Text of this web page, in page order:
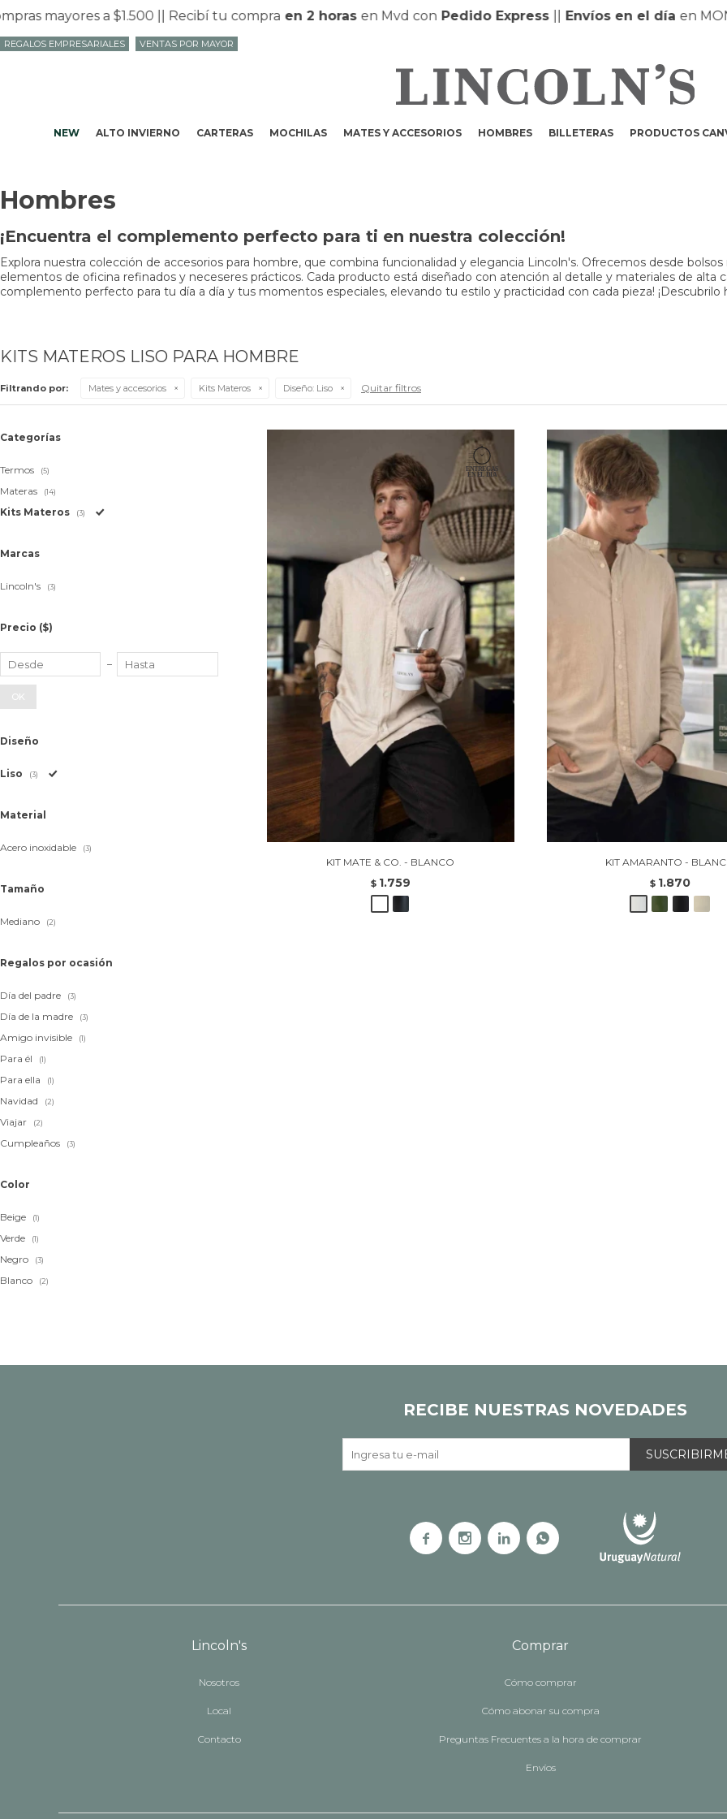
mayores a $1.500 || Recibí tu compraen 2 horasen Mvd conPedido Express||Envíos en el díaen
NEW ALTO INVIERNO CARTERAS MOCHILAS MATES Y ACCESORIOS HOMBRES BILLETERAS PRODUCTOS
REGALOS EMPRESARIALES VENTAS POR MAYOR
Hombres
¡Encuentra el complemento perfecto para ti en nuestra colección!
Explora nuestra colección de accesorios para hombre, que combina funcionalidad y elegancia Lincoln's. Ofrecemos desde
elementos de oficina refinados y neceseres prácticos. Cada producto está diseñado con atención al detalle y materiales de alta
complemento perfecto para tu día a día y tus momentos especiales, elevando tu estilo y practicidad con cada pieza! ¡Descubrilo
KITS MATEROS LISO PARA HOMBRE
Filtrando por: Mates y accesorios Kits Materos Diseño: Liso Quitar filtros
KIT MATE & CO. - BLANCO
$ 1.759
KIT AMARANTO -
$ 1.870
Categorías
Termos (5)
Materas (14)
Kits Materos (3)
Marcas
Lincoln's (3)
Precio ($)
OK
Diseño
Liso (3)
Material
Acero inoxidable (3)
Tamaño
Mediano (2)
Regalos por ocasión
Día del padre (3)
Día de la madre (3)
Amigo invisible (1)
Para él (1)
Para ella (1)
Navidad (2)
Viajar (2)
Cumpleaños (3)
Color
Beige (1)
Verde (1)
Negro (3)
Blanco (2)
Lincoln's
Nosotros
Local
Contacto
Comprar
Cómo comprar
Cómo abonar su compra
Preguntas Frecuentes a la hora de comprar
Envíos
RECIBE NUESTRAS NOVEDADES
   